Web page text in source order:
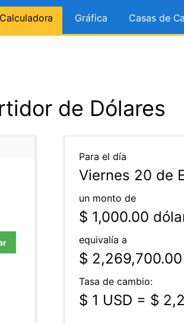
Calculadora Gráfica Casas de
de Dólares
Para el día
Viernes 20 de
un monto de
$ 1,000.00
equivalía a
$ 2,269,700.00
Tasa de cambio:
$ 1 USD = $